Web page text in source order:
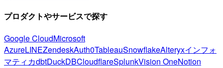
プロダクトやサービスで探す
Google CloudMicrosoft
AzureLINEZendeskAuth0TableauSnowflakeAlteryxインフォ
マティカdbtDuckDBCloudflareSplunkVision OneNotion